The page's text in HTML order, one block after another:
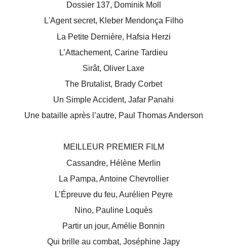
Dossier 137, Dominik Moll
L'Agent secret, Kleber Mendonça Filho
La Petite Dernière, Hafsia Herzi
L’Attachement, Carine Tardieu
Sirât, Oliver Laxe
The Brutalist, Brady Corbet
Un Simple Accident, Jafar Panahi
Une bataille après l’autre, Paul Thomas Anderson
MEILLEUR PREMIER FILM
Cassandre, Hélène Merlin
La Pampa, Antoine Chevrollier
L’Épreuve du feu, Aurélien Peyre
Nino, Pauline Loquès
Partir un jour, Amélie Bonnin
Qui brille au combat, Joséphine Japy